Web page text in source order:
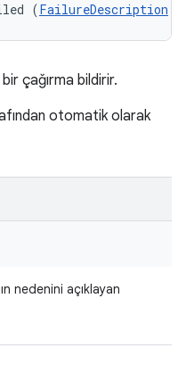
(FailureDescription
çağırma bildirir.
otomatik olarak
nedenini açıklayan